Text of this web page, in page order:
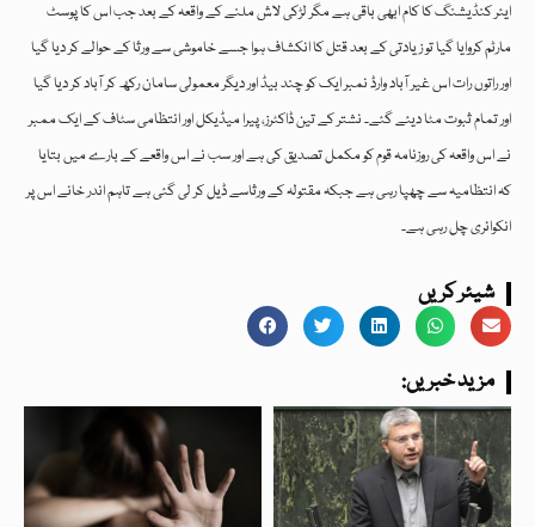
ایئر کنڈیشنگ کا کام ابھی باقی ہے مگر لڑکی لاش ملنے کے واقعہ کے بعد جب اس کا پوسٹ
مارٹم کروایا گیا تو زیادتی کے بعد قتل کا انکشاف ہوا جسے خاموشی سے ورثا کے حوالے کر دیا گیا
اور راتوں رات اس غیر آباد وارڈ نمبر ایک کو چند بیڈ اور دیگر معمولی سامان رکھ کر آباد کر دیا گیا
اور تمام ثبوت مٹا دیئے گئے۔ نشتر کے تین ڈاکٹرز، پیرا میڈیکل اور انتظامی سٹاف کے ایک ممبر
نے اس واقعہ کی روزنامہ قوم کو مکمل تصدیق کی ہے اور سب نے اس واقعے کے بارے میں بتایا
کہ انتظامیہ سے چھپا رہی ہے جبکہ مقتولہ کے ورثاسے ڈیل کر لی گئی ہے تاہم اندر خانے اس پر
انکوائری چل رہی ہے۔
شیئر کریں
:مزید خبریں